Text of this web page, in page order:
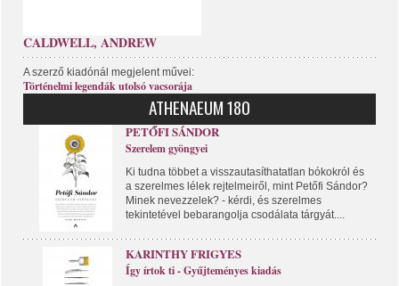
CALDWELL, ANDREW
A szerző kiadónál megjelent művei:
Történelmi legendák utolsó vacsorája
ATHENAEUM 180
PETŐFI SÁNDOR
Szerelem gyöngyei
Ki tudna többet a visszautasíthatatlan bókokról és
a szerelmes lélek rejtelmeiről, mint Petőfi Sándor?
Minek nevezzelek? - kérdi, és szerelmes
tekintetével bebarangolja csodálata tárgyát....
KARINTHY FRIGYES
Így írtok ti - Gyűjteményes kiadás